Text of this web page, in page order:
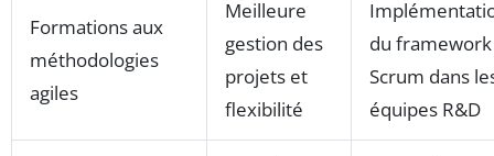
Formations aux
méthodologies
agiles
Meilleure
gestion des
projets et
flexibilité
du framework
Scrum dans
équipes R&D